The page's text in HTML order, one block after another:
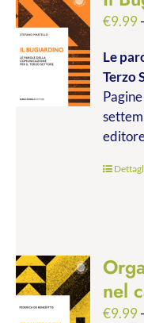
€9.99-
Le
Terzo
nel
€9.99-